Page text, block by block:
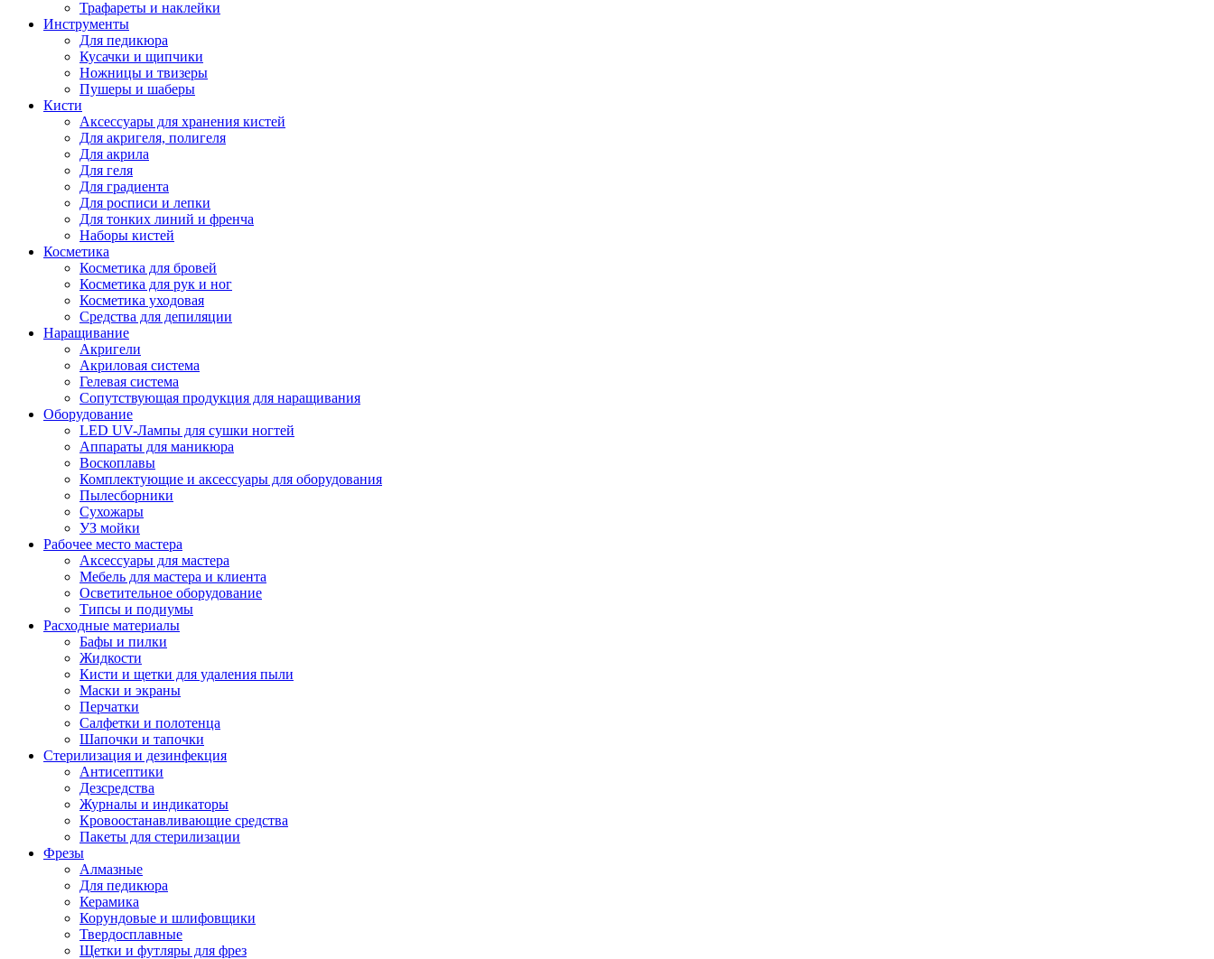
Трафареты и наклейки
Инструменты
Для педикюра
Кусачки и щипчики
Ножницы и твизеры
Пушеры и шаберы
Кисти
Аксессуары для хранения кистей
Для акригеля, полигеля
Для акрила
Для геля
Для градиента
Для росписи и лепки
Для тонких линий и френча
Наборы кистей
Косметика
Косметика для бровей
Косметика для рук и ног
Косметика уходовая
Средства для депиляции
Наращивание
Акригели
Акриловая система
Гелевая система
Сопутствующая продукция для наращивания
Оборудование
LED UV-Лампы для сушки ногтей
Аппараты для маникюра
Воскоплавы
Комплектующие и аксессуары для оборудования
Пылесборники
Сухожары
УЗ мойки
Рабочее место мастера
Аксессуары для мастера
Мебель для мастера и клиента
Осветительное оборудование
Типсы и подиумы
Расходные материалы
Бафы и пилки
Жидкости
Кисти и щетки для удаления пыли
Маски и экраны
Перчатки
Салфетки и полотенца
Шапочки и тапочки
Стерилизация и дезинфекция
Антисептики
Дезсредства
Журналы и индикаторы
Кровоостанавливающие средства
Пакеты для стерилизации
Фрезы
Алмазные
Для педикюра
Керамика
Корундовые и шлифовщики
Твердосплавные
Щетки и футляры для фрез